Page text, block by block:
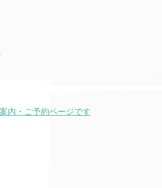
内・ご予約ページです